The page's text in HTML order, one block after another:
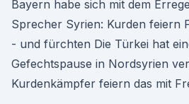
Bayern habe sich mit dem
Sprecher Syrien: Kurden feiern
- und fürchten Die Türkei hat
Gefechtspause in Nordsyrien
Kurdenkämpfer feiern das mit